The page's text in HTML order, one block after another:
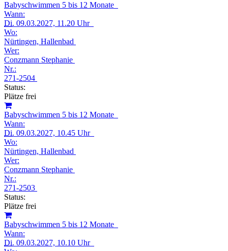
Babyschwimmen 5 bis 12 Monate
Wann:
Di. 09.03.2027, 11.20 Uhr
Wo:
Nürtingen, Hallenbad
Wer:
Conzmann Stephanie
Nr.:
271-2504
Status:
Plätze frei
Babyschwimmen 5 bis 12 Monate
Wann:
Di. 09.03.2027, 10.45 Uhr
Wo:
Nürtingen, Hallenbad
Wer:
Conzmann Stephanie
Nr.:
271-2503
Status:
Plätze frei
Babyschwimmen 5 bis 12 Monate
Wann:
Di. 09.03.2027, 10.10 Uhr